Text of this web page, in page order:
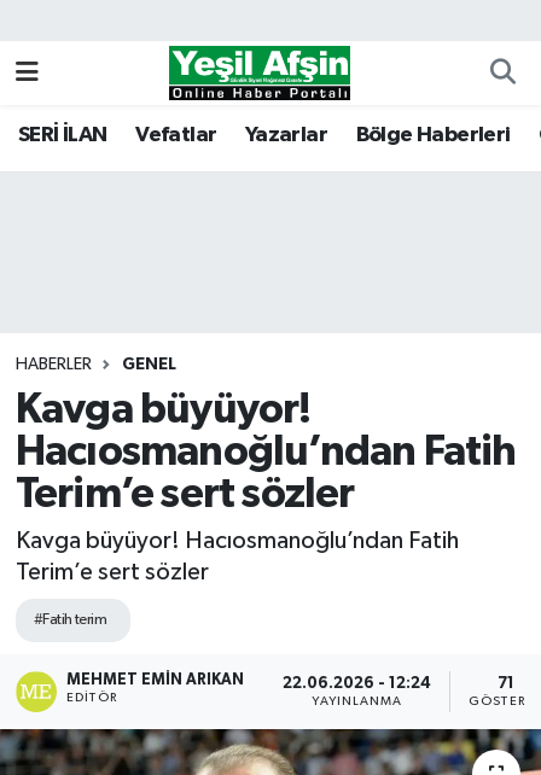
SERİ İLAN Vefatlar Yazarlar Bölge Haberleri
HABERLER GENEL
Kavga büyüyor!
Hacıosmanoğlu’ndan Fatih
Terim’e sert sözler
Kavga büyüyor! Hacıosmanoğlu’ndan Fatih
Terim’e sert sözler
#Fatih terim
MEHMET EMIN ARIKAN
EDITÖR
22.06.2026 - 12:24
YAYINLANMA
71
GÖSTERIM
Kahramanmaraş Nöbetçi Eczaneler
Tüm Manşetler
Son Dakika Haberleri